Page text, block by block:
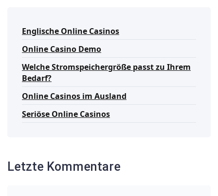
Englische Online Casinos
Online Casino Demo
Welche Stromspeichergröße passt zu Ihrem
Bedarf?
Online Casinos im Ausland
Seriöse Online Casinos
Letzte Kommentare